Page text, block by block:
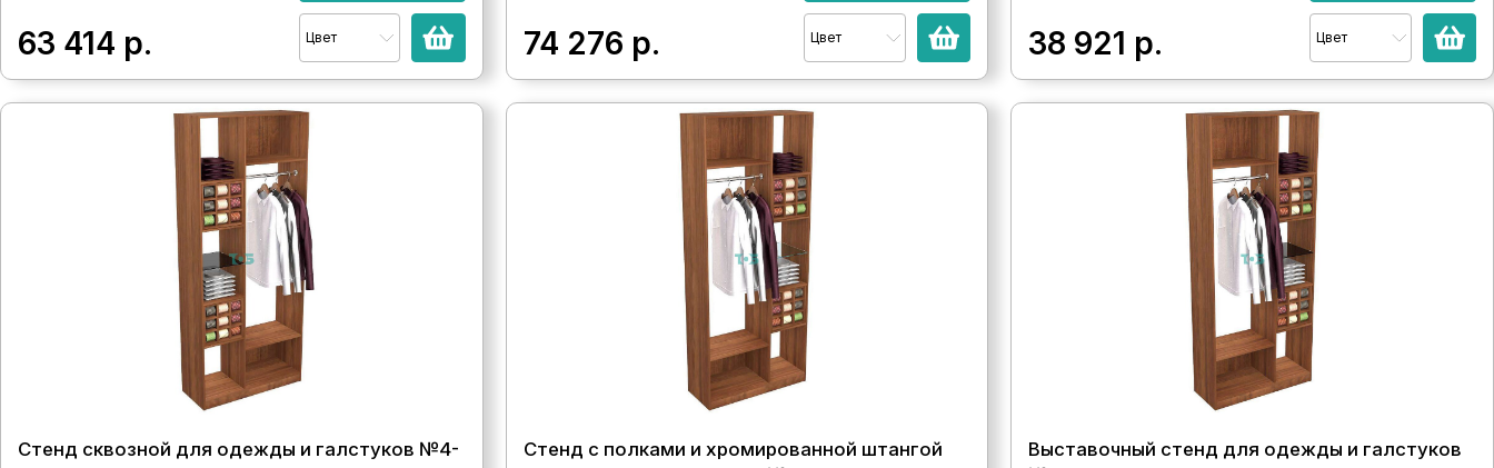
63 414 р. Цвет 74 276 р. Цвет 38 921 р. Цвет
Стенд сквозной для одежды и галстуков №4-
Стенд с полками и хромированной штангой
Выставочный стенд для одежды и галстуков